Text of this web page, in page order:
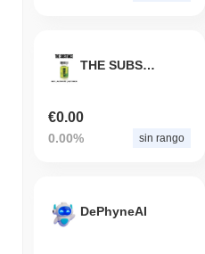
THE SUBSTANCE
€0.00
0.00% sin rango
DePhyneAI